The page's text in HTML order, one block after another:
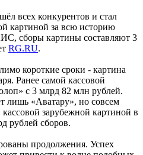
всех конкурентов и стал
картиной за всю историю
сборы картины составляют 3
RG.RU.
короткие сроки - картина
Ранее самой кассовой
с 3 млрд 82 млн рублей.
лишь «Аватару», но совсем
зарубежной картиной в
рублей сборов.
продолжения. Успех